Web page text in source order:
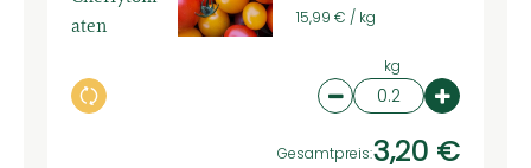
aten
Auswahl ändern
15,99 € / kg
kg
Artikelanzahl
Gesamtpreis:3,20 €